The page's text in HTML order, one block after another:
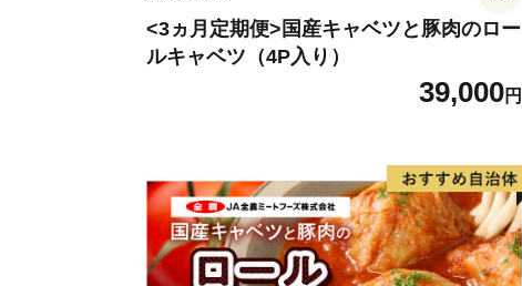
<3ヵ月定期便>国産キャベツと豚肉のロー
ルキャベツ（4P入り）
39,000円